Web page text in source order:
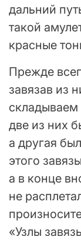
дальний
такой
красные
Прежде
завязав из
складываем
две из них
а другая
этого
а в конце
не
«Узлы